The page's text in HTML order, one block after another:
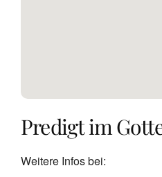
Predigt im
Weitere Infos bei: